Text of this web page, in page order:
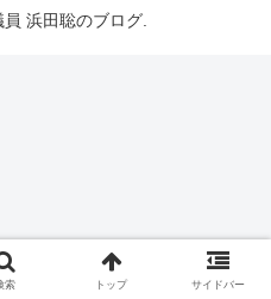
浜田聡のブログ.
索 トップ サイドバー